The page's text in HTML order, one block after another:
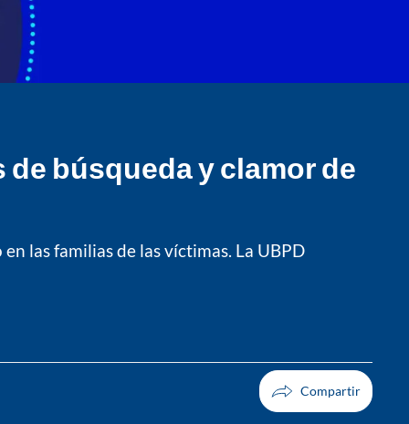
búsqueda y clamor de
las familias de las víctimas. La UBPD